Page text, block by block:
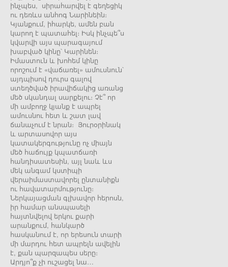
ինչպես, սիրահարվել է գեղեցիկ
ու դեռևս անհոգ Նարինեին։
Կյանքում, իհարկե, ամեն բան
կարող է պատահել։ Իսկ ինչպե՞ս
կվարվի այս պարագայում
խաբված կինը՝ Կարինեն։
Իմաստուն և խոհեմ կինը
որոշում է «վաճառել» ամուսնուն՝
այդպիսով դուրս գալով
ստեղծված իրավիճակից առանց
մեծ սկանդալ սարքելու։ Չէ՞ որ
մի ամբողջ կյանք է ապրել
ամուսնու հետ և շատ լավ
ճանաչում է նրան։ Յուրօրինակ
և արտասովոր այս
կատակերգությունը ոչ միայն
մեծ հաճույք կպատճառի
հանդիսատեսին, այլ նաև ևս
մեկ անգամ կստիպի
վերաիմաստավորել ընտանիքն
ու հավատարմությունը։
Ներկայացման գլխավոր հերոսն,
իր համար անսպասելի
հայտնվելով երկու քարի
արանքում, հանկարծ
հասկանում է, որ երեսուն տարի
մի մարդու հետ ապրելն ավելին
է, քան պարզապես սերը։
Արդյո՞ք չի ուշացել նա…